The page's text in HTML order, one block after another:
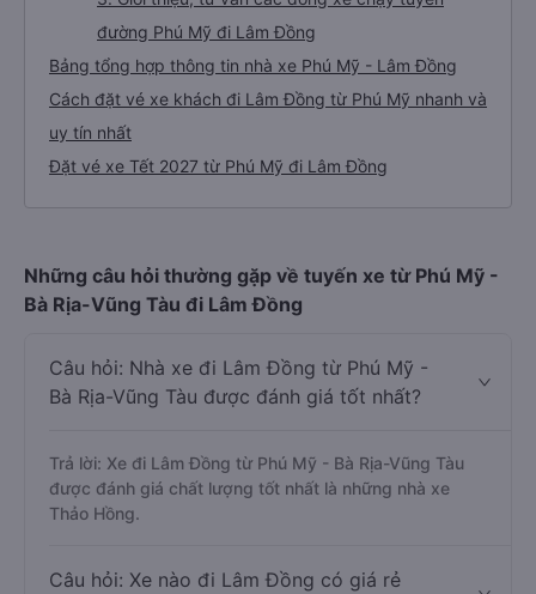
đường Phú Mỹ đi Lâm Đồng
Bảng tổng hợp thông tin nhà xe Phú Mỹ - Lâm Đồng
Cách đặt vé xe khách đi Lâm Đồng từ Phú Mỹ nhanh và
uy tín nhất
Đặt vé xe Tết 2027 từ Phú Mỹ đi Lâm Đồng
Những câu hỏi thường gặp về tuyến xe từ Phú Mỹ -
Bà Rịa-Vũng Tàu đi Lâm Đồng
Câu hỏi: Nhà xe đi Lâm Đồng từ Phú Mỹ -
Bà Rịa-Vũng Tàu được đánh giá tốt nhất?
Trả lời: Xe đi Lâm Đồng từ Phú Mỹ - Bà Rịa-Vũng Tàu
được đánh giá chất lượng tốt nhất là những nhà xe
Thảo Hồng.
Câu hỏi: Xe nào đi Lâm Đồng có giá rẻ